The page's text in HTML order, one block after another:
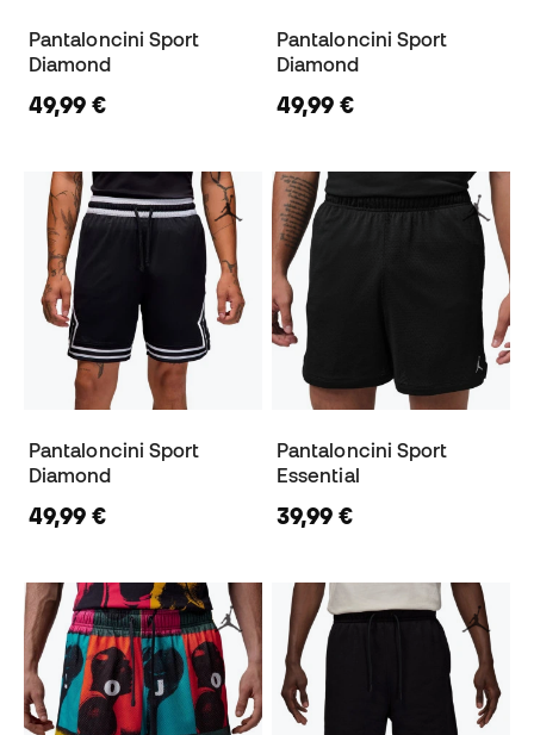
Pantaloncini Sport
Diamond
49,99 €
Pantaloncini Sport
Diamond
49,99 €
Pantaloncini Sport
Diamond
49,99 €
Pantaloncini Sport
Essential
39,99 €